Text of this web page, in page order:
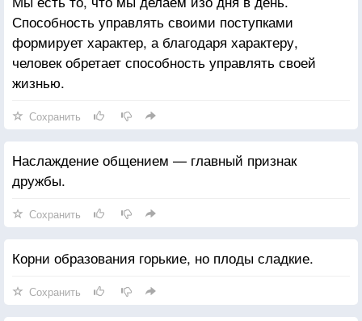
Способность управлять своими поступками
формирует характер, а благодаря характеру,
человек обретает способность управлять своей
жизнью.
Сохранить
Наслаждение общением — главный признак
дружбы.
Сохранить
Корни образования горькие, но плоды сладкие.
Сохранить